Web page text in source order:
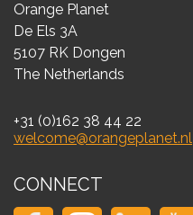
Orange Planet
De Els 3A
5107 RK Dongen
The Netherlands
+31 (0)162 38 44 22
welcome@orangeplanet.nl
CONNECT